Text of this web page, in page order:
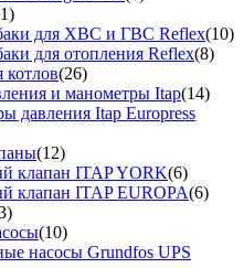
для ХВС и ГВС Reflex(10)
для отопления Reflex(8)
(26)
и манометры Itap(14)
давления Itap Europress
(12)
клапан ITAP YORK(6)
клапан ITAP EUROPA(6)
(10)
насосы Grundfos UPS